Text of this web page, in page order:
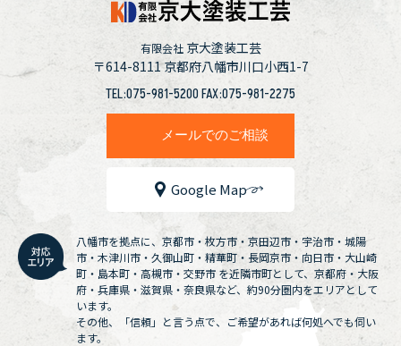
有限会社 京大塗装工芸
〒614-8111京都府八幡市川口小西1-7
TEL:075-981-5200 FAX:075-981-2275
メールでのご相談
Google Map
八幡市を拠点に、京都市・枚方市・京田辺市・宇治市・城陽
市・木津川市・久御山町・精華町・長岡京市・向日市・大山崎
町・島本町・高槻市・交野市 を近隣市町として、京都府・大阪
府・兵庫県・滋賀県・奈良県など、約90分圏内をエリアとして
います。
その他、「信頼」と言う点で、ご希望があれば何処へでも伺い
ます。